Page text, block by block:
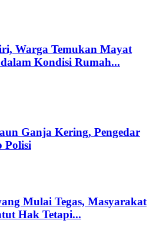
Warga Temukan Mayat
Kondisi Rumah...
Ganja Kering, Pengedar
Polisi
Mulai Tegas, Masyarakat
Hak Tetapi...